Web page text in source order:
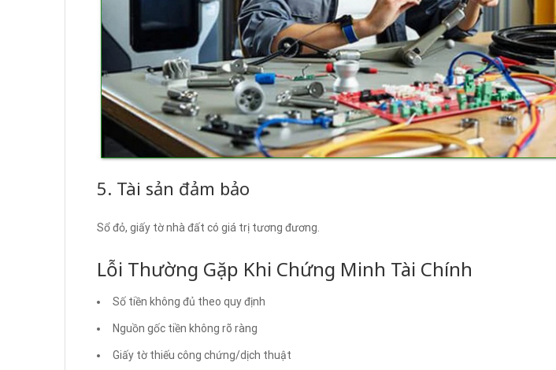
5. Tài sản đảm bảo
Sổ đỏ, giấy tờ nhà đất có giá trị tương đương.
Lỗi Thường Gặp Khi Chứng Minh Tài Chính
Số tiền không đủ theo quy định
Nguồn gốc tiền không rõ ràng
Giấy tờ thiếu công chứng/dịch thuật